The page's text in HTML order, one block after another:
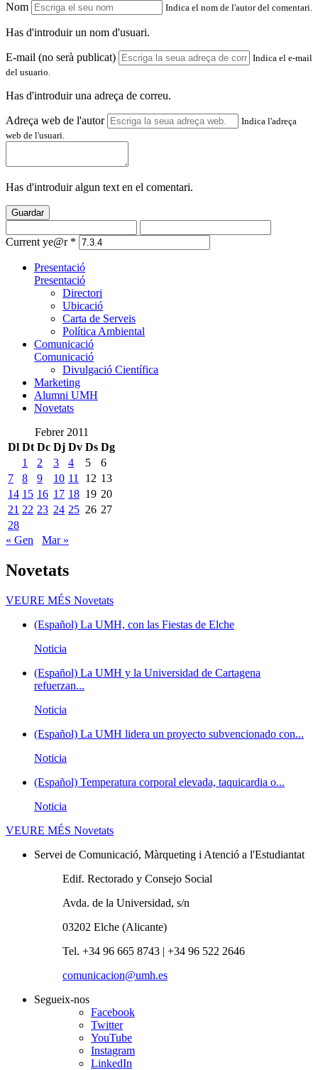
Nom Indica el nom de l'autor del comentari.
Has d'introduir un nom d'usuari.
E-mail (no serà publicat)
Indica el e-mail
del usuario.
Has d'introduir una adreça de correu.
Adreça web de l'autor
Indica l'adreça
web de l'usuari.
Has d'introduir algun text en el comentari.
Guardar
Current ye@r *
Presentació
Presentació
Directori
Ubicació
Carta de Serveis
Política Ambiental
Comunicació
Comunicació
Divulgació Científica
Marketing
Alumni UMH
Novetats
Febrer 2011
Dl Dt Dc Dj Dv Ds Dg
1
2 3 4 5
6
7
8 9 10 11 12 13
14 15 16 17 18 19 20
21 22 23 24 25 26 27
28
« Gen
Mar »
Novetats
VEURE MÉS Novetats
(Español) La UMH, con las Fiestas de Elche
Noticia
(Español) La UMH y la Universidad de Cartagena
refuerzan...
Noticia
(Español) La UMH lidera un proyecto subvencionado con...
Noticia
(Español) Temperatura corporal elevada, taquicardia o...
Noticia
VEURE MÉS Novetats
Servei de Comunicació, Màrqueting i Atenció a l'Estudiantat
Edif. Rectorado y Consejo Social
Avda. de la Universidad, s/n
03202 Elche (Alicante)
Tel. +34 96 665 8743 | +34 96 522 2646
comunicacion@umh.es
Segueix-nos
Facebook
Twitter
YouTube
Instagram
LinkedIn